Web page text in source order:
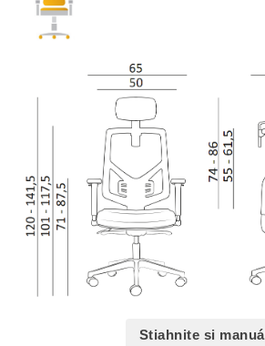
Stiahnite si manuál